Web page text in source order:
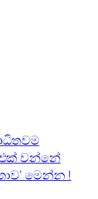
වන්නේ
මෙන්න !